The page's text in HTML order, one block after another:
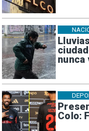
Colo: